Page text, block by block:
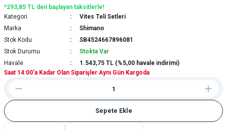
*293,85 TL den başlayan taksitlerle!
Kategori
Vites Teli Setleri
Marka
Shimano
Stok Kodu
SB4524667896081
Stok Durumu
Stokta Var
Havale
1.543,75 TL (%5,00 havale indirimi)
Saat 14:00'a Kadar Olan Siparişler Aynı Gün Kargoda
Sepete Ekle